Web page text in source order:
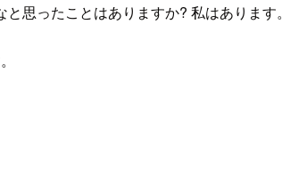
思ったことはありますか? 私はあります。